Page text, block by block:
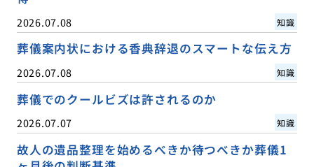
2026.07.08 知識
葬儀案内状における香典辞退のスマートな伝え方
2026.07.08 知識
葬儀でのクールビズは許されるのか
2026.07.07 知識
故人の遺品整理を始めるべきか待つべきか葬儀1